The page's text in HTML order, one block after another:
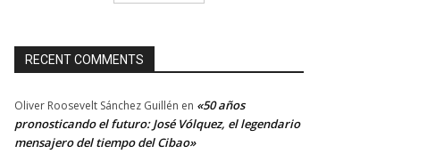
RECENT COMMENTS
Oliver Roosevelt Sánchez Guillén en «50 años
pronosticando el futuro: José Vólquez, el legendario
mensajero del tiempo del Cibao»